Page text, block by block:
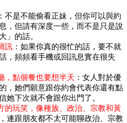
：不是不能偷看正妹，但你可以與約
，但請有深度一些，而不是只是說
」的話。
訊 ：如果你真的很忙的話，要不就
，頻頻看手機或回訊息實在很失
，點個餐也要想半天 ：女人對於優
，她們願意跟你約會代表你還有點
她下次就不會跟你出門了。
的玩笑，像種族、政治、宗教和黃
連跟朋友都不太可能聊政治、宗教